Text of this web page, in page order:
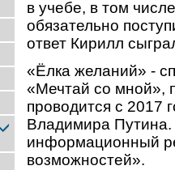
в учебе, в том
обязательно
ответ Кирилл
«Ёлка желаний» -
«Мечтай со мной»,
проводится с 2017
Владимира Путина.
информационный
возможностей».